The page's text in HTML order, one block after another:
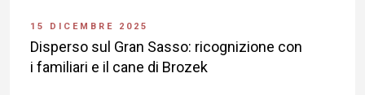
15 DICEMBRE 2025
Disperso sul Gran Sasso: ricognizione con
i familiari e il cane di Brozek